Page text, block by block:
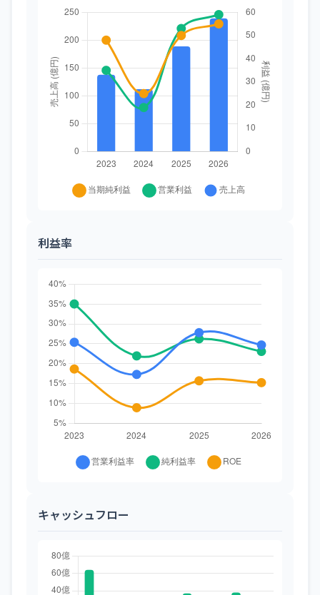
利益率
キャッシュフロー